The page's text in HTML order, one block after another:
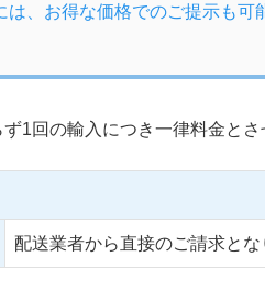
は、お得な価格でのご提示も可
1回の輸入につき一律料金とさ
配送業者から直接のご請求とな